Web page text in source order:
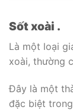
Sốt xoài .
Là một loại
xoài, thường
Đây là một
đặc biệt